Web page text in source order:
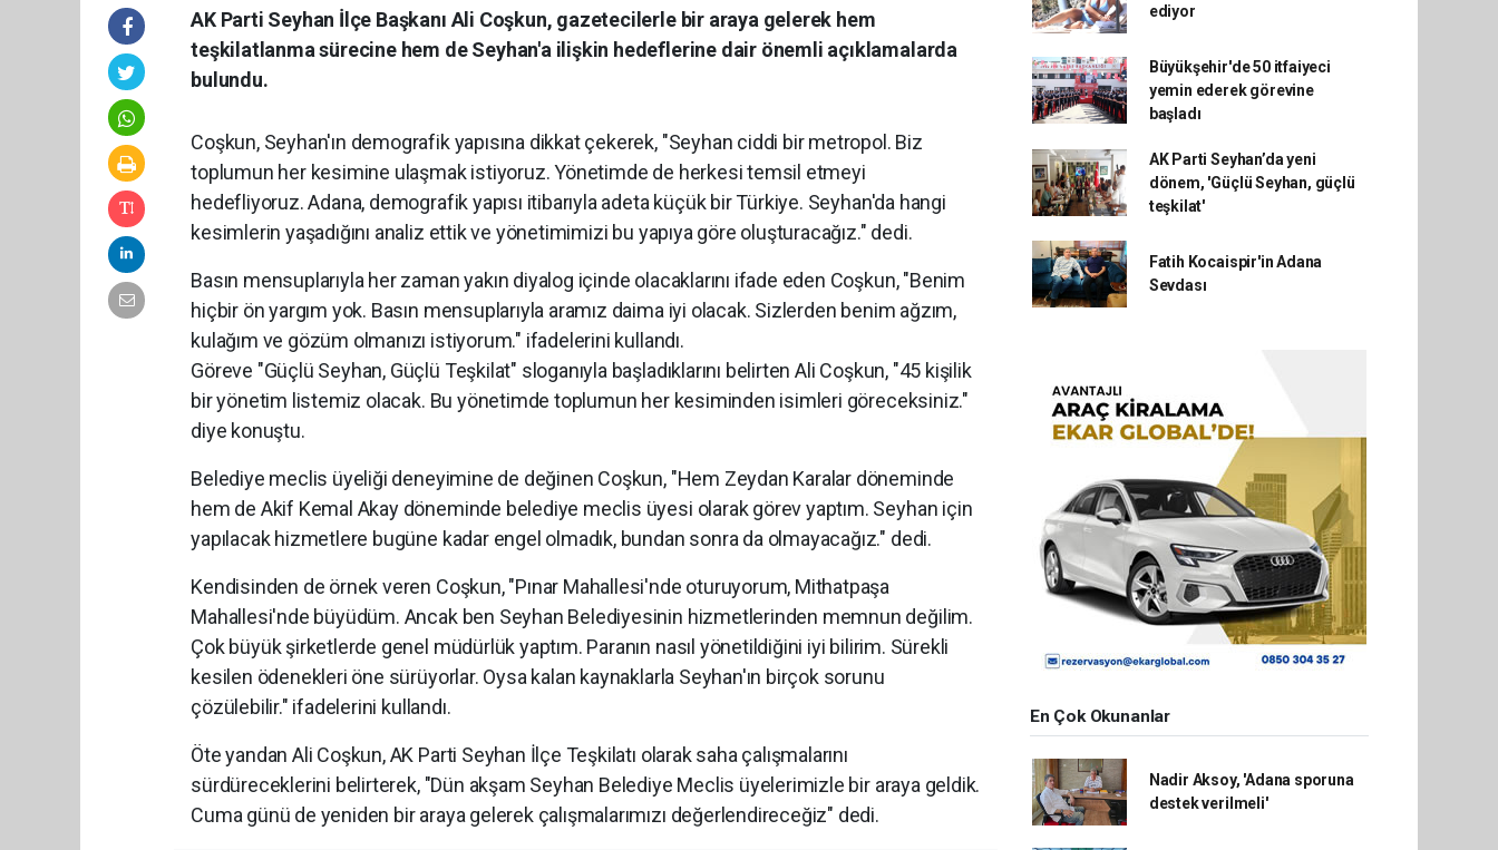
AK Parti Seyhan İlçe Başkanı Ali Coşkun, gazetecilerle bir araya gelerek hem
teşkilatlanma sürecine hem de Seyhan'a ilişkin hedeflerine dair önemli açıklamalarda
bulundu.
Coşkun, Seyhan'ın demografik yapısına dikkat çekerek, "Seyhan ciddi bir metropol. Biz
toplumun her kesimine ulaşmak istiyoruz. Yönetimde de herkesi temsil etmeyi
hedefliyoruz. Adana, demografik yapısı itibarıyla adeta küçük bir Türkiye. Seyhan'da hangi
kesimlerin yaşadığını analiz ettik ve yönetimimizi bu yapıya göre oluşturacağız." dedi.
Basın mensuplarıyla her zaman yakın diyalog içinde olacaklarını ifade eden Coşkun, "Benim
hiçbir ön yargım yok. Basın mensuplarıyla aramız daima iyi olacak. Sizlerden benim ağzım,
kulağım ve gözüm olmanızı istiyorum." ifadelerini kullandı.
Göreve "Güçlü Seyhan, Güçlü Teşkilat" sloganıyla başladıklarını belirten Ali Coşkun, "45 kişilik
bir yönetim listemiz olacak. Bu yönetimde toplumun her kesiminden isimleri göreceksiniz."
diye konuştu.
Belediye meclis üyeliği deneyimine de değinen Coşkun, "Hem Zeydan Karalar döneminde
hem de Akif Kemal Akay döneminde belediye meclis üyesi olarak görev yaptım. Seyhan için
yapılacak hizmetlere bugüne kadar engel olmadık, bundan sonra da olmayacağız." dedi.
Kendisinden de örnek veren Coşkun, "Pınar Mahallesi'nde oturuyorum, Mithatpaşa
Mahallesi'nde büyüdüm. Ancak ben Seyhan Belediyesinin hizmetlerinden memnun değilim.
Çok büyük şirketlerde genel müdürlük yaptım. Paranın nasıl yönetildiğini iyi bilirim. Sürekli
kesilen ödenekleri öne sürüyorlar. Oysa kalan kaynaklarla Seyhan'ın birçok sorunu
çözülebilir." ifadelerini kullandı.
Öte yandan Ali Coşkun, AK Parti Seyhan İlçe Teşkilatı olarak saha çalışmalarını
sürdüreceklerini belirterek, "Dün akşam Seyhan Belediye Meclis üyelerimizle bir araya geldik.
Cuma günü de yeniden bir araya gelerek çalışmalarımızı değerlendireceğiz" dedi.
ediyor
Büyükşehir'de 50 itfaiyeci
yemin ederek görevine
başladı
AK Parti Seyhan’da yeni
dönem, 'Güçlü Seyhan, güçlü
teşkilat'
Fatih Kocaispir'in Adana
Sevdası
En Çok Okunanlar
Nadir Aksoy, 'Adana sporuna
destek verilmeli'